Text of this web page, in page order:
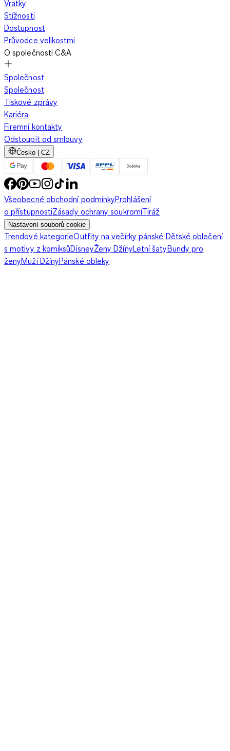
Vratky
Stížnosti
Dostupnost
Průvodce velikostmi
O společnosti C&A
Společnost
Společnost
Tiskové zprávy
Kariéra
Firemní kontakty
Odstoupit od smlouvy
Česko | CZ
Všeobecné obchodní podmínkyProhlášení
o přístupnostiZásady ochrany soukromíTiráž
Nastavení souborů cookie
Trendové kategorieOutfity na večírky pánské Dětské oblečení
s motivy z komiksůDisneyŽeny DžínyLetní šatyBundy pro
ženyMuži DžínyPánské obleky